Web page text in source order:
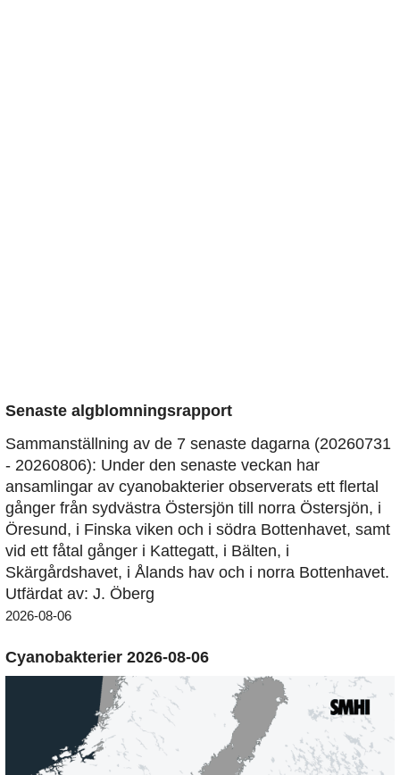
Senaste algblomningsrapport
Sammanställning av de 7 senaste dagarna (20260731
- 20260806): Under den senaste veckan har
ansamlingar av cyanobakterier observerats ett flertal
gånger från sydvästra Östersjön till norra Östersjön, i
Öresund, i Finska viken och i södra Bottenhavet, samt
vid ett fåtal gånger i Kattegatt, i Bälten, i
Skärgårdshavet, i Ålands hav och i norra Bottenhavet.
Utfärdat av: J. Öberg
2026-08-06
Cyanobakterier 2026-08-06